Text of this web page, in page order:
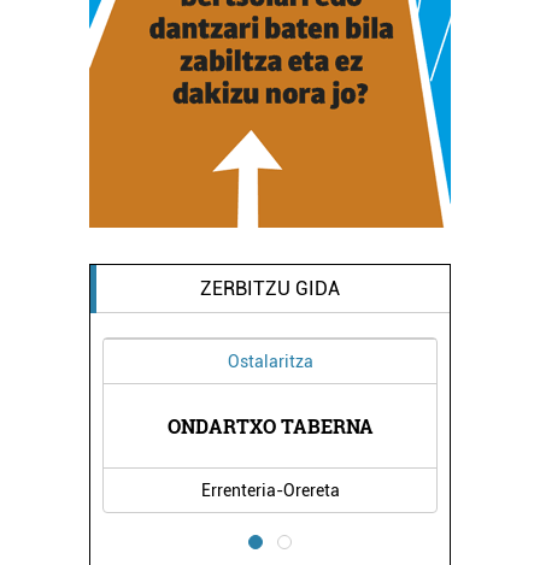
ZERBITZU GIDA
Ostalaritza
ONDARTXO TABERNA
Errenteria-Orereta